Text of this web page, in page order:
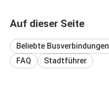
Auf dieser Seite
Beliebte Busverbindungen
FAQ
Stadtführer